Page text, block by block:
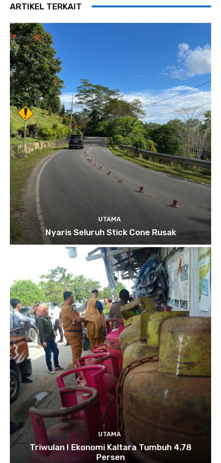
ARTIKEL TERKAIT
UTAMA
Nyaris Seluruh Stick Cone Rusak
UTAMA
Triwulan I Ekonomi Kaltara Tumbuh 4,78
Persen